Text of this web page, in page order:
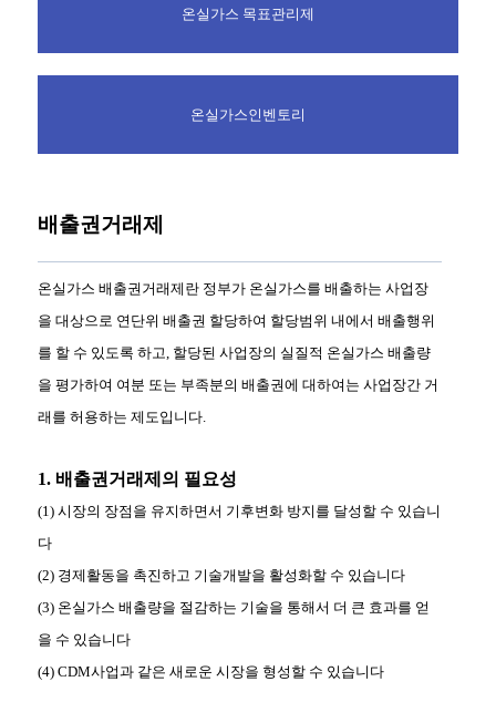
온실가스 목표관리제
온실가스인벤토리
배출권거래제
온실가스 배출권거래제란 정부가 온실가스를 배출하는 사업장
을 대상으로 연단위 배출권 할당하여 할당범위 내에서 배출행위
를 할 수 있도록 하고, 할당된 사업장의 실질적 온실가스 배출량
을 평가하여 여분 또는 부족분의 배출권에 대하여는 사업장간 거
래를 허용하는 제도입니다.
1. 배출권거래제의 필요성
(1) 시장의 장점을 유지하면서 기후변화 방지를 달성할 수 있습니
다
(2) 경제활동을 촉진하고 기술개발을 활성화할 수 있습니다
(3) 온실가스 배출량을 절감하는 기술을 통해서 더 큰 효과를 얻
을 수 있습니다
(4) CDM사업과 같은 새로운 시장을 형성할 수 있습니다